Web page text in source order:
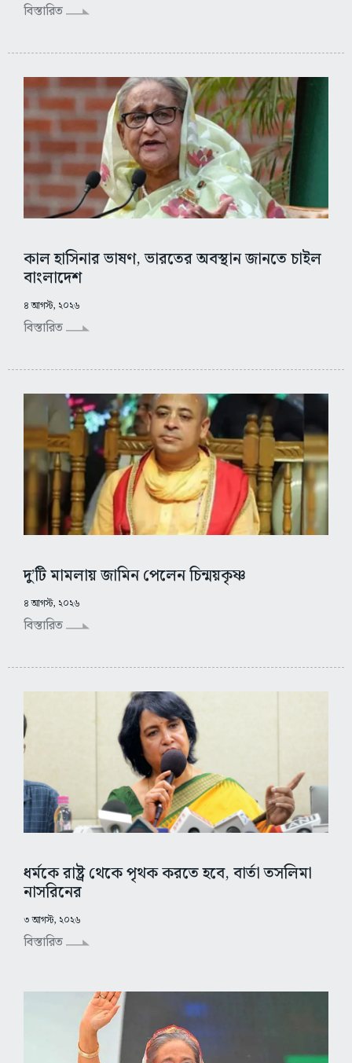
বিস্তারিত
কাল হাসিনার ভাষণ, ভারতের অবস্থান জানতে চাইল
বাংলাদেশ
৪ আগস্ট, ২০২৬
বিস্তারিত
দু’টি মামলায় জামিন পেলেন চিন্ময়কৃষ্ণ
৪ আগস্ট, ২০২৬
বিস্তারিত
ধর্মকে রাষ্ট্র থেকে পৃথক করতে হবে, বার্তা তসলিমা
নাসরিনের
৩ আগস্ট, ২০২৬
বিস্তারিত